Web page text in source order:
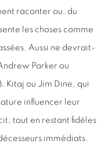
raconter ou, du
les choses comme
Aussi ne devrait-
Parker ou
Kitaj ou Jim Dine, qui
influencer leur
tout en restant fidèles
immédiats.